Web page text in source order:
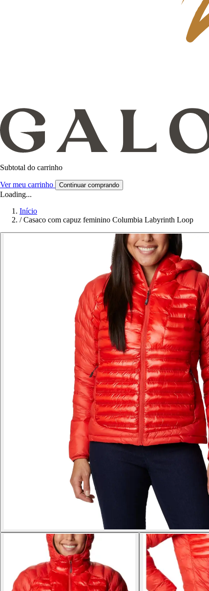
Subtotal do carrinho
Ver meu carrinho Continuar comprando
Loading...
Início
/ Casaco com capuz feminino Columbia Labyrinth Loop